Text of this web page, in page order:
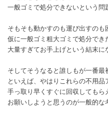
一般ゴミで処分できないという問
そもそも動かすのも運び出すのも
仮に一般ゴミ粗大ゴミで処分でき
大量すぎてお手上げという結末
そしてそうなると誰しもが一番最
といえば、やはりこれらの不用品
手っ取り早くすぐに回収してもら
お願いしようと思うのが一般的な